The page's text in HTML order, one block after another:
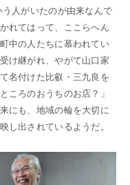
人がいたのが由来なんで
れてはって、ここらへん
中の人たちに慕われてい
け継がれ、やがて山口家
名付けた比叡・三九良を
ころのおうちのお店？」
にも、地域の輪を大切に
し出されているようだ。